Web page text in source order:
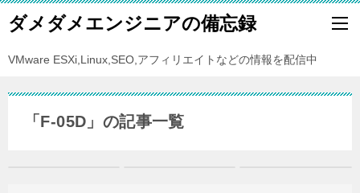
ダメダメエンジニアの備忘録
VMware ESXi,Linux,SEO,アフィリエイトなどの情報を配信中
「F-05D」の記事一覧